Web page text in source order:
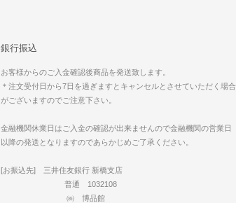
銀行振込
お客様からのご入金確認後商品を発送致します。
＊注文受付日から7日を過ぎますとキャンセルとさせていただく場合
がございますのでご注意下さい。
金融機関休業日はご入金の確認が出来ませんので金融機関の営業日
以降の発送となりますのであらかじめご了承ください。
[お振込先] 三井住友銀行 新橋支店
普通 1032108
㈱ 博品館